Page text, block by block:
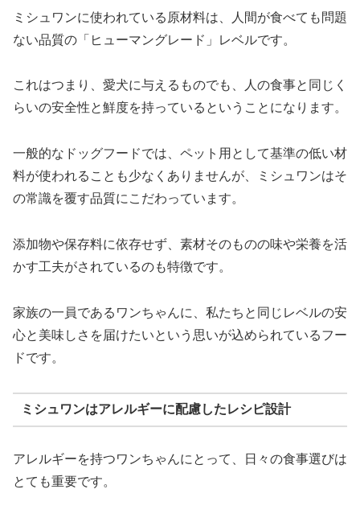
ミシュワンに使われている原材料は、人間が食べても問題
ない品質の「ヒューマングレード」レベルです。
これはつまり、愛犬に与えるものでも、人の食事と同じく
らいの安全性と鮮度を持っているということになります。
一般的なドッグフードでは、ペット用として基準の低い材
料が使われることも少なくありませんが、ミシュワンはそ
の常識を覆す品質にこだわっています。
添加物や保存料に依存せず、素材そのものの味や栄養を活
かす工夫がされているのも特徴です。
家族の一員であるワンちゃんに、私たちと同じレベルの安
心と美味しさを届けたいという思いが込められているフー
ドです。
ミシュワンはアレルギーに配慮したレシピ設計
アレルギーを持つワンちゃんにとって、日々の食事選びは
とても重要です。